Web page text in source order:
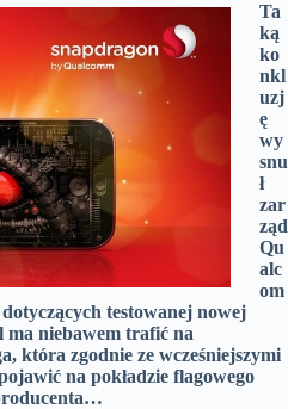
Ta
ką
ko
nkl
uzj
ę
wy
snu
ł
zar
ząd
Qu
alc
om
testowanej nowej
ma niebawem trafić na
która zgodnie ze wcześniejszymi
na pokładzie flagowego